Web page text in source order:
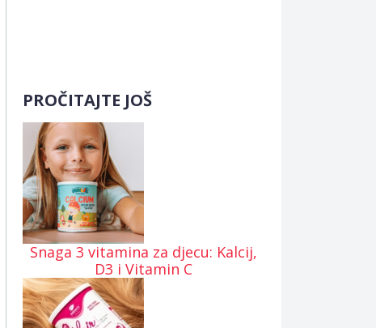
PROČITAJTE JOŠ
Snaga 3 vitamina za djecu: Kalcij,
D3 i Vitamin C